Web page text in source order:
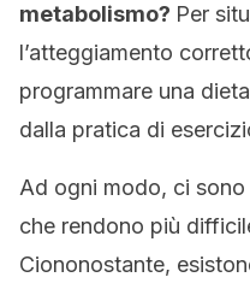
metabolismo? Per
l’atteggiamento
programmare una
dalla pratica di
Ad ogni modo, ci
che rendono più
Ciononostante,